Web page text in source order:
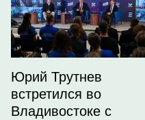
Юрий Трутнев
встретился во
Владивостоке с